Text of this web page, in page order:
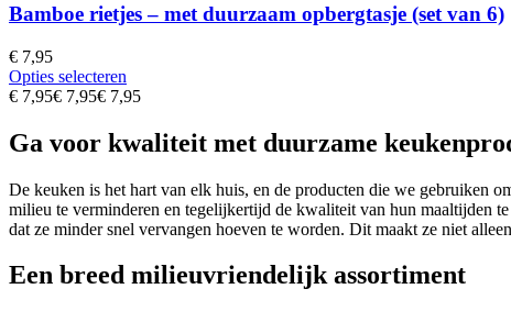
Bamboe rietjes – met duurzaam opbergtasje (set van 6)
€ 7,95
Opties selecteren
€ 7,95€ 7,95€ 7,95
Ga voor kwaliteit met duurzame
De keuken is het hart van elk huis, en de producten die we gebruiken
milieu te verminderen en tegelijkertijd de kwaliteit van hun maaltijden
dat ze minder snel vervangen hoeven te worden. Dit maakt ze niet
Een breed milieuvriendelijk assortiment